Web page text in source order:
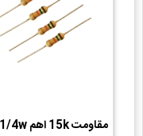
مقاومت 15k اهم 1/4w